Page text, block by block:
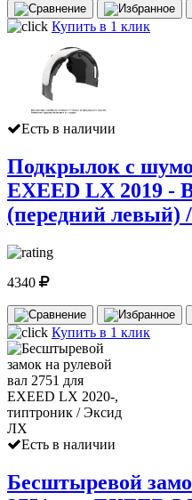
Купить в 1 клик
Есть в наличии
Подкрылок с
EXEED LX 2019 -
(передний левый)
4340
Купить в 1 клик
Есть в наличии
Бесштыревой